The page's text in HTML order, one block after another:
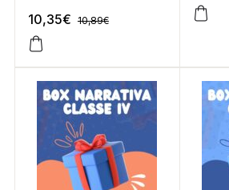
10,35€ 10,89€